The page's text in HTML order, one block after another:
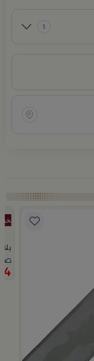
1
صينية